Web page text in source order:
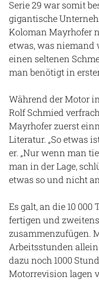
Serie 29 war somit
gigantische
Koloman Mayrhofer
etwas, was niemand
einen seltenen
man benötigt in
Während der Motor
Rolf Schmied
Mayrhofer zuerst
Literatur. „So etwas
er. „Nur wenn man
man in der Lage,
etwas so und nicht
Es galt, an die 10 000
fertigen und
zusammenzufügen.
Arbeitsstunden
dazu noch 1000
Motorrevision lagen